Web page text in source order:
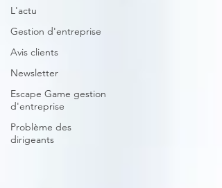
L'actu
Gestion d'entreprise
Avis clients
Newsletter
Escape Game gestion
d'entreprise
Problème des
dirigeants